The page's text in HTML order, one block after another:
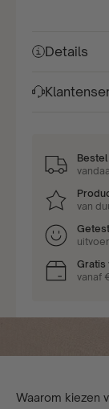
Details
van
Getest
Gratis
vanaf
Waarom kiezen